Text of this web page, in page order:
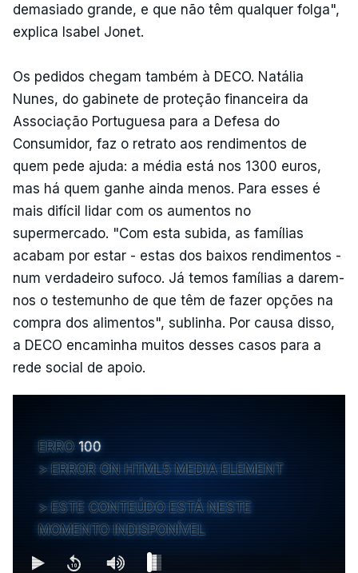
demasiado grande, e que não têm qualquer folga",
explica Isabel Jonet.
Os pedidos chegam também à DECO. Natália
Nunes, do gabinete de proteção financeira da
Associação Portuguesa para a Defesa do
Consumidor, faz o retrato aos rendimentos de
quem pede ajuda: a média está nos 1300 euros,
mas há quem ganhe ainda menos. Para esses é
mais difícil lidar com os aumentos no
supermercado. "Com esta subida, as famílias
acabam por estar - estas dos baixos rendimentos -
num verdadeiro sufoco. Já temos famílias a darem-
nos o testemunho de que têm de fazer opções na
compra dos alimentos", sublinha. Por causa disso,
a DECO encaminha muitos desses casos para a
rede social de apoio.
ERRO 100
ERROR ON HTML5 MEDIA ELEMENT
ESTE CONTEÚDO ESTÁ NESTE
MOMENTO INDISPONÍVEL